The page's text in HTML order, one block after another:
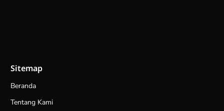
Sitemap
Beranda
Tentang Kami